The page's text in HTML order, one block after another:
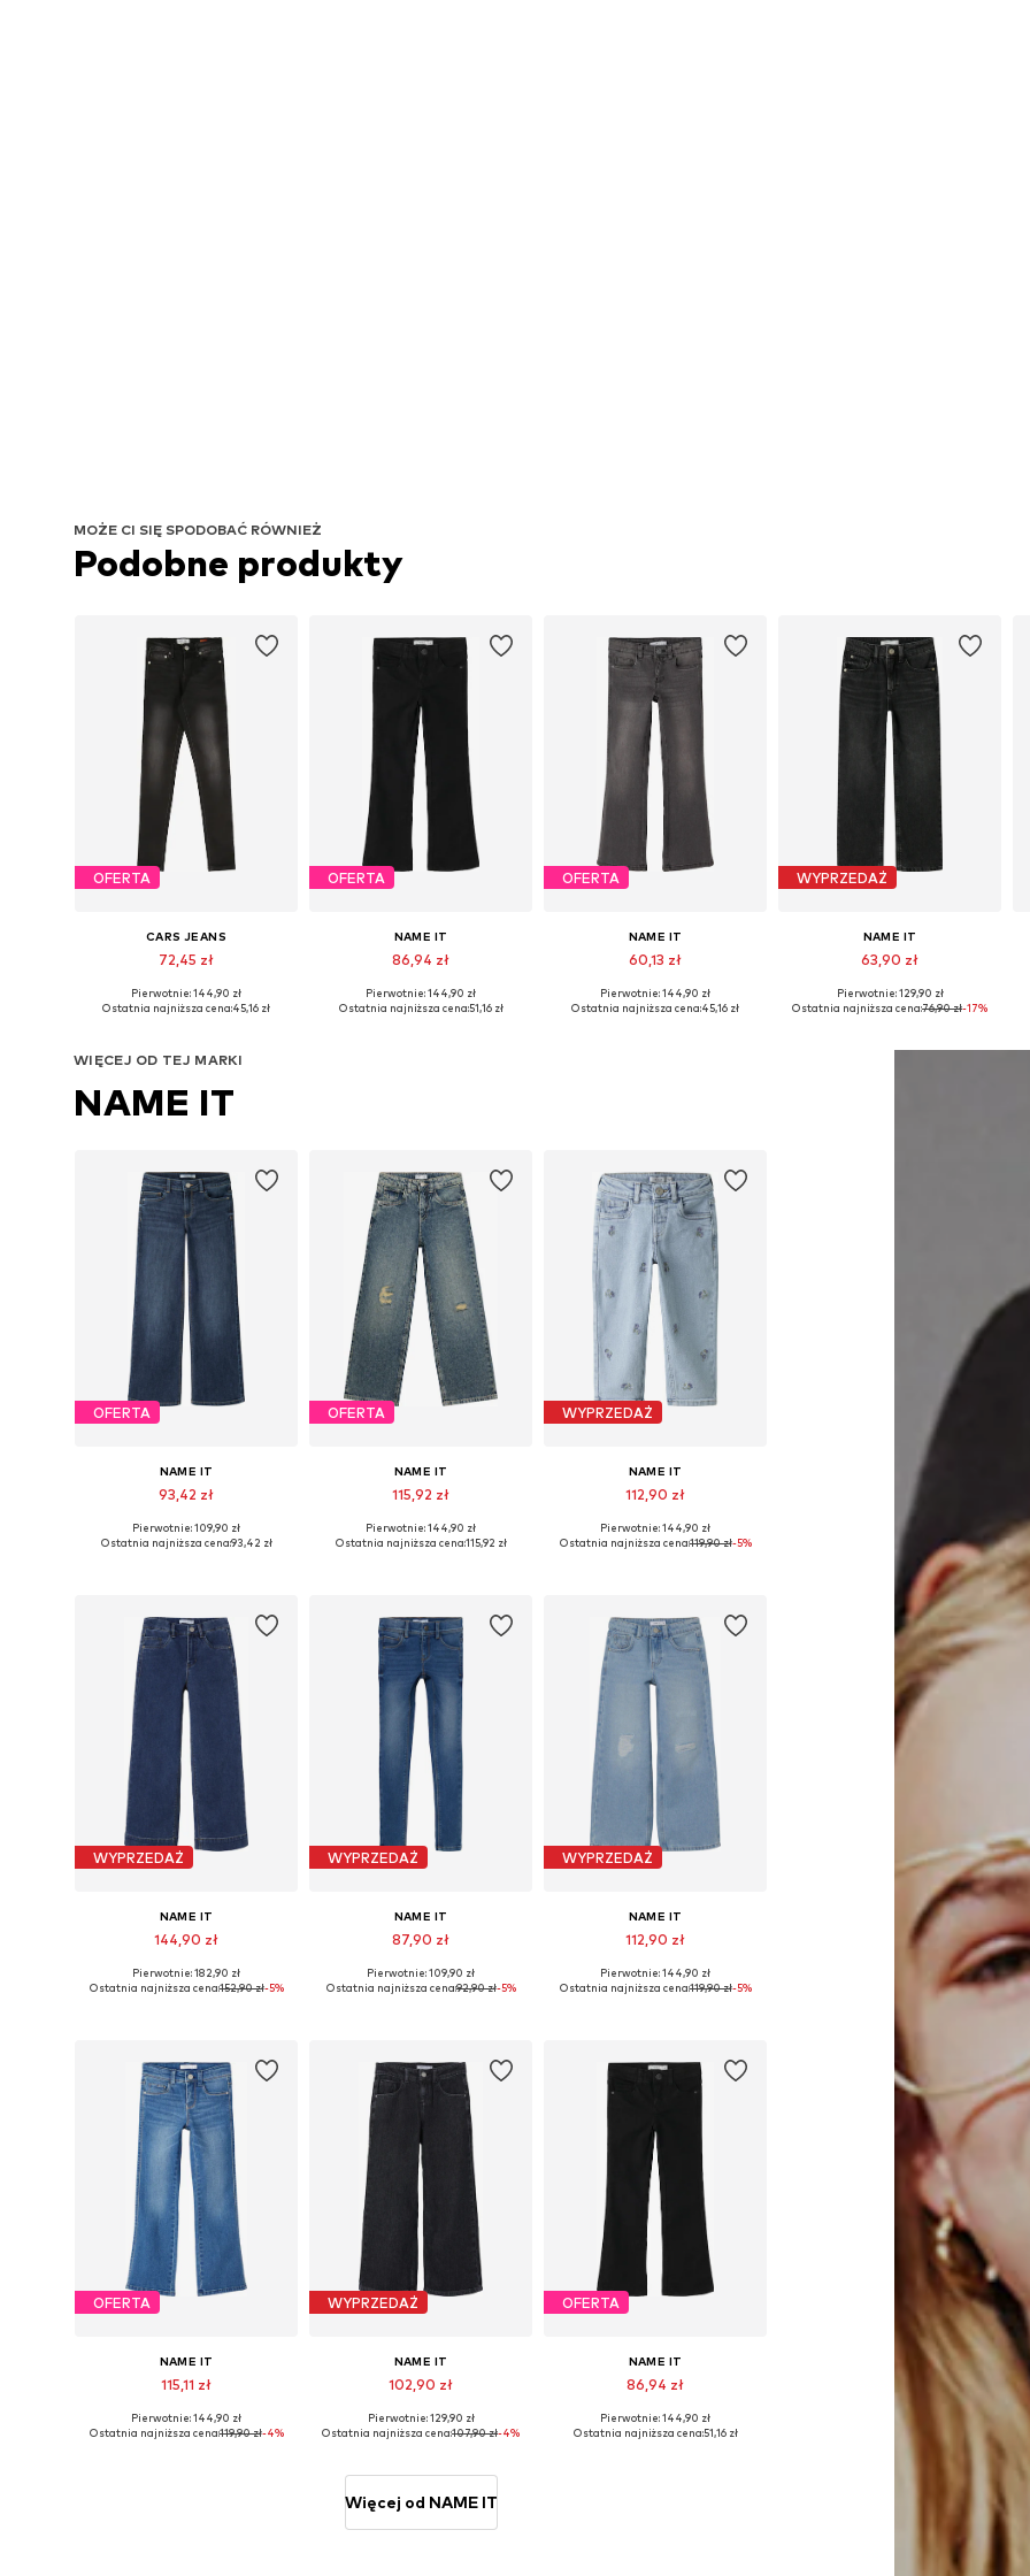
MOŻE CI SIĘ SPODOBAĆ RÓWNIEŻ
Podobne produkty
OFERTA
CARS JEANS
72,45 zł
Dostępne w różnych rozmiarach
Pierwotnie: 144,90 zł
Ostatnia najniższa cena:45,16 zł
OFERTA
NAME IT
86,94 zł
Dostępne w różnych rozmiarach
Pierwotnie: 144,90 zł
Ostatnia najniższa cena:51,16 zł
OFERTA
NAME IT
60,13 zł
Dostępne w różnych rozmiarach
Pierwotnie: 144,90 zł
Ostatnia najniższa cena:45,16 zł
WYPRZEDAŻ
NAME IT
63,90 zł
Dostępne w różnych rozmiarach
Pierwotnie: 129,90 zł
Ostatnia najniższa cena:76,90 zł-17%
WIĘCEJ OD TEJ MARKI
NAME IT
OFERTA
NAME IT
93,42 zł
Dostępne w różnych rozmiarach
Pierwotnie: 109,90 zł
Ostatnia najniższa cena:93,42 zł
OFERTA
NAME IT
115,92 zł
Dostępne w różnych rozmiarach
Pierwotnie: 144,90 zł
Ostatnia najniższa cena:115,92 zł
WYPRZEDAŻ
NAME IT
112,90 zł
Dostępne w różnych rozmiarach
Pierwotnie: 144,90 zł
Ostatnia najniższa cena:119,90 zł-5%
WYPRZEDAŻ
NAME IT
144,90 zł
Dostępne w różnych rozmiarach
Pierwotnie: 182,90 zł
Ostatnia najniższa cena:152,90 zł-5%
WYPRZEDAŻ
NAME IT
87,90 zł
Dostępne w różnych rozmiarach
Pierwotnie: 109,90 zł
Ostatnia najniższa cena:92,90 zł-5%
WYPRZEDAŻ
NAME IT
112,90 zł
Dostępne w różnych rozmiarach
Pierwotnie: 144,90 zł
Ostatnia najniższa cena:119,90 zł-5%
OFERTA
NAME IT
115,11 zł
Dostępne w różnych rozmiarach
Pierwotnie: 144,90 zł
Ostatnia najniższa cena:119,90 zł-4%
WYPRZEDAŻ
NAME IT
102,90 zł
Dostępne w różnych rozmiarach
Pierwotnie: 129,90 zł
Ostatnia najniższa cena:107,90 zł-4%
OFERTA
NAME IT
86,94 zł
Dostępne w różnych rozmiarach
Pierwotnie: 144,90 zł
Ostatnia najniższa cena:51,16 zł
Więcej od NAME IT